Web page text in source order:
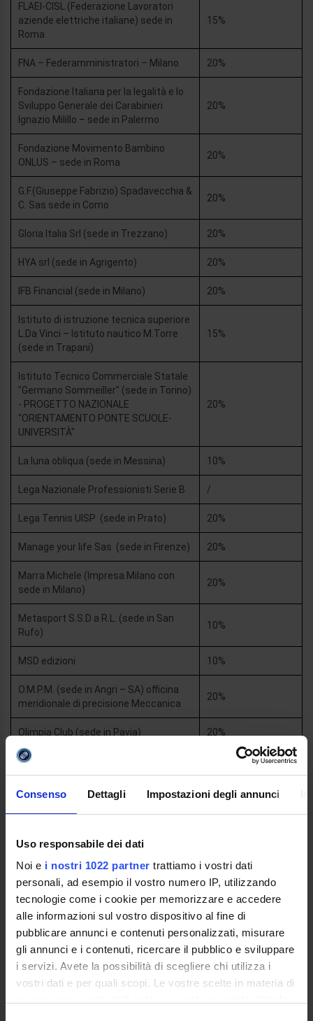
Consenso Dettagli Impostazioni degli annunci
Uso responsabile dei dati
Noi e i nostri 1022 partner trattiamo i vostri dati
personali, ad esempio il vostro numero IP, utilizzando
tecnologie come i cookie per memorizzare e accedere
alle informazioni sul vostro dispositivo al fine di
pubblicare annunci e contenuti personalizzati, misurare
gli annunci e i contenuti, ricercare il pubblico e sviluppare
i servizi. Avete la possibilità di scegliere chi utilizza i
vostri dati e per quali scopi. Le vostre scelte in materia di
FLAEI-CISL (Federazione Lavoratori
aziende elettriche italiane) sede in
Roma
15%
FNA – Federamministratori – Milano 20%
Fondazione Italiana per la legalità e lo
Sviluppo Generale dei Carabinieri
Ignazio Milillo – sede in Palermo
20%
Fondazione Movimento Bambino
ONLUS – sede in Roma
20%
G.F.(Giuseppe Fabrizio) Spadavecchia &
C. Sas sede in Como
20%
Gloria Italia Srl (sede in Trezzano) 20%
HYA srl (sede in Agrigento) 20%
IFB Financial (sede in Milano) 20%
Istituto di istruzione tecnica superiore
L.Da Vinci – Istituto nautico M.Torre
(sede in Trapani)
15%
Istituto Tecnico Commerciale Statale
"Germano Sommeiller" (sede in Torino)
- PROGETTO NAZIONALE
"ORIENTAMENTO PONTE SCUOLE-
UNIVERSITÀ"
20%
La luna obliqua (sede in Messina) 10%
Lega Nazionale Professionisti Serie B /
Lega Tennis UISP (sede in Prato) 20%
Manage your life Sas (sede in Firenze) 20%
Marra Michele (Impresa Milano con
sede in Milano)
20%
Metasport S.S.D a R.L. (sede in San
Rufo)
10%
MSD edizioni 10%
O.M.P.M. (sede in Angri – SA) officina
meridionale di precisione Meccanica
20%
Olimpia Club (sede in Pavia) 20%
Ordine dei Consulenti del lavoro -
Consiglio Provinciale di Palermo
Ordine dei dottori commercialisti e
degli esperti contabili di Ascoli Piceno
Ordine dei dottori commercialisti e
degli esperti contabili di Latina
Ordine dei dottori commercialisti e
degli esperti contabili di Paola (CS)
(sede in Paola)
20%
Orion Team S.r.l. (sede in Corciano) 20%
OSAPP Sindacato autonomo di Polizia
Penitenziaria
20%